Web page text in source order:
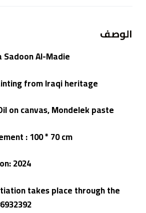
الوصف
Al-Madie
from Iraqi heritage
on canvas, Mondelek paste
: 100 * 70 cm
2024
takes place through the